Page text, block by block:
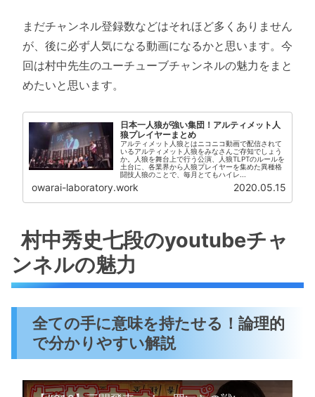
まだチャンネル登録数などはそれほど多くありません
が、後に必ず人気になる動画になるかと思います。今
回は村中先生のユーチューブチャンネルの魅力をまと
めたいと思います。
日本一人狼が強い集団！アルティメット人
狼プレイヤーまとめ
アルティメット人狼とはニコニコ動画で配信されて
いるアルティメット人狼をみなさんご存知でしょう
か。人狼を舞台上で行う公演、人狼TLPTのルールを
土台に、各業界から人狼プレイヤーを集めた異種格
闘技人狼のことで、毎月とてもハイレ...
owarai-laboratory.work 2020.05.15
村中秀史七段のyoutubeチャ
ンネルの魅力
全ての手に意味を持たせる！論理的
で分かりやすい解説